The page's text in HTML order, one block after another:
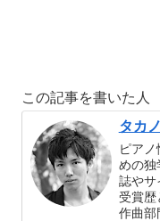
この記事を書いた人
タカ
ピア
めの独
誌やサ
受賞歴
作曲部